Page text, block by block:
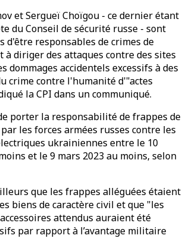
et Sergueï Choïgou - ce dernier étant
du Conseil de sécurité russe - sont
d'être responsables de crimes de
à diriger des attaques contre des sites
dommages accidentels excessifs à des
crime contre l'humanité d'"actes
la CPI dans un communiqué.
porter la responsabilité de frappes de
les forces armées russes contre les
ukrainiennes entre le 10
et le 9 mars 2023 au moins, selon
que les frappes alléguées étaient
biens de caractère civil et que "les
attendus auraient été
par rapport à l’avantage militaire